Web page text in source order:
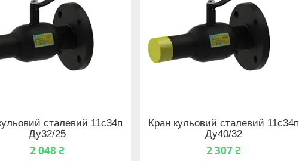
сталевий 11с34п
Ду32/25
2 048 ₴
Кран кульовий сталевий 11с34п
Ду40/32
2 307 ₴